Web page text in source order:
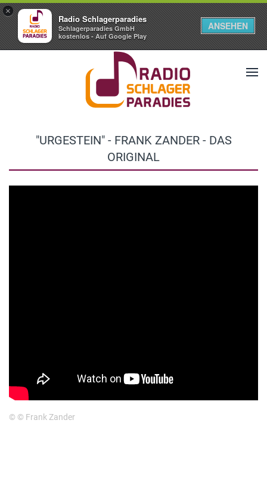
×
Radio Schlagerparadies
Schlagerparadies GmbH
kostenlos - Auf Google Play
ANSEHEN
"URGESTEIN" - FRANK ZANDER - DAS
ORIGINAL
© © Frank Zander